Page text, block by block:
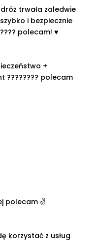
trwała zaledwie
i bezpiecznie
polecam! ♥️
+
???????? polecam
polecam ✌️​
korzystać z usług​